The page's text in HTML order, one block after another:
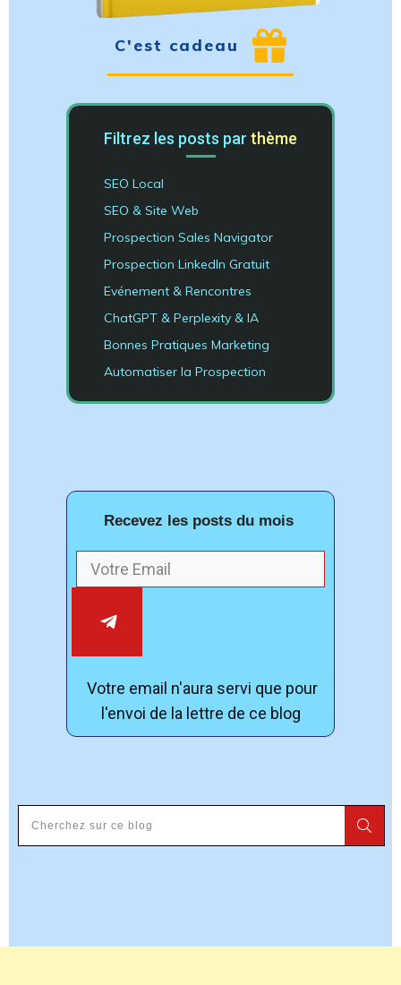
C'est cadeau
Filtrez les posts par thème
SEO Local
SEO & Site Web
Prospection Sales Navigator
Prospection LinkedIn Gratuit
Evénement & Rencontres
ChatGPT & Perplexity & IA
Bonnes Pratiques Marketing
Automatiser la Prospection
Recevez les posts du mois
Votre email n'aura servi que pour
l'envoi de la lettre de ce blog